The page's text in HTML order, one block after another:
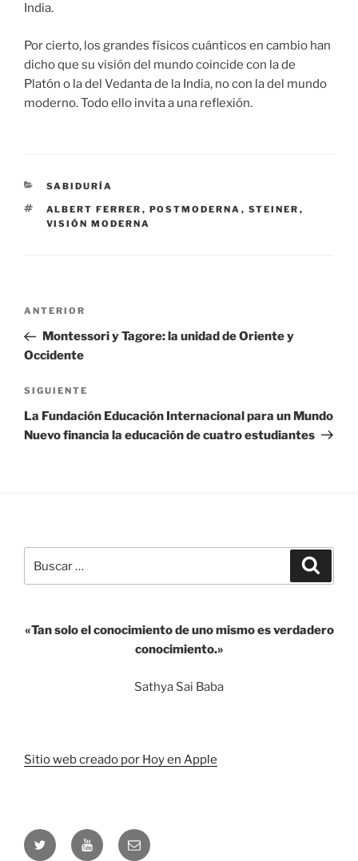
India.
Por cierto, los grandes físicos cuánticos en cambio han
dicho que su visión del mundo coincide con la de
Platón o la del Vedanta de la India, no con la del mundo
moderno. Todo ello invita a una reflexión.
CATEGORÍAS
SABIDURÍA
ETIQUETAS
ALBERT FERRER , POSTMODERNA , STEINER ,
VISIÓN MODERNA
Navegación
entradas
Entrada
anterior:
ANTERIOR
Montessori y Tagore: la unidad de Oriente y
Occidente
Siguiente
entrada
SIGUIENTE
La Fundación Educación Internacional para un Mundo
Nuevo financia la educación de cuatro estudiantes
por:
«Tan solo el conocimiento de uno mismo es verdadero
conocimiento.»
Sathya Sai Baba
Sitio web creado por Hoy en Apple
Twitter YoutubeCorreo